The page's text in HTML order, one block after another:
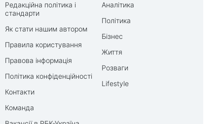
Редакційна політика і
стандарти
Як стати нашим автором
Правила користування
Правова інформація
Політика конфіденційності
Контакти
Команда
Аналітика
Політика
Бізнес
Життя
Розваги
Lifestyle